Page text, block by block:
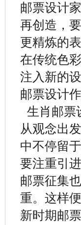
邮票设计
再创造，
更精炼的
在传统色
注入新的
邮票设计作
生肖邮票
从观念出
中不停留
要注重引
邮票征集
重。这样
新时期邮